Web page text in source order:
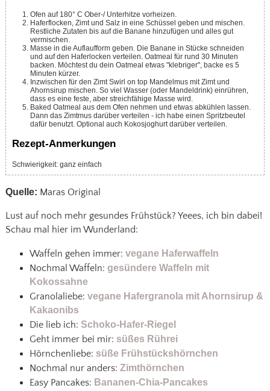
Ofen auf 180° C Ober-/ Unterhitze vorheizen.
Haferflocken, Zimt und Salz in eine Schüssel geben und mischen.
Restliche Zutaten bis auf die Banane hinzufügen und alles gut
vermischen.
Masse in die Auflaufform geben. Die Banane in Stücke schneiden
und auf den Haferlocken verteilen. Oatmeal für rund 30 Minuten
backen. Möchtest du dein Oatmeal etwas "klebriger", backe es 5
Minuten kürzer.
Inzwischen für den Zimt Swirl on top Mandelmus mit Zimt und
Ahornsirup mischen. So viel Wasser (oder Mandeldrink) einrühren,
dass es eine feste, aber streichfähige Masse wird.
Baked Oatmeal aus dem Ofen nehmen und etwas abkühlen lassen.
Dann das Zimtmus darüber verteilen - ich habe einen Spritzbeutel
dafür benutzt. Optional auch Kokosjoghurt darüber verteilen.
Rezept-Anmerkungen
Schwierigkeit: ganz einfach
Quelle: Maras Original
Lust auf noch mehr gesundes Frühstück? Yeees, ich bin dabei!
Schau mal hier im Wunderland:
Waffeln gehen immer: vegane Haferwaffeln
Nochmal Waffeln: gesündere Waffeln mit
Kokossahne
Granolaliebe: vegane Hafergranola mit Ahornsirup &
Kakaonibs
Die lieb ich: Schoko-Hafer-Riegel
Geht immer bei mir: süßes Rührei
Hörnchenliebe: süße Frühstückshörnchen
Nochmal nur anders: Zimthörnchen
Easy Pancakes: Bananen-Chia-Pancakes